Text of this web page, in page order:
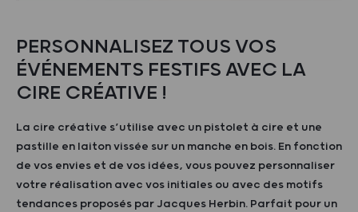
PERSONNALISEZ TOUS VOS
ÉVÉNEMENTS FESTIFS AVEC LA
CIRE CRÉATIVE !
La cire créative s’utilise avec un pistolet à cire et une
pastille en laiton vissée sur un manche en bois. En fonction
de vos envies et de vos idées, vous pouvez personnaliser
votre réalisation avec vos initiales ou avec des motifs
tendances proposés par Jacques Herbin. Parfait pour un